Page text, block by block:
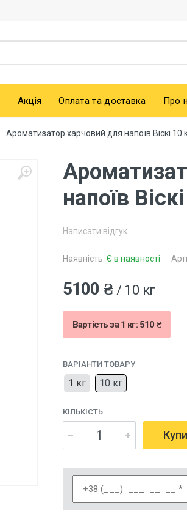
Акція Оплата та доставка Про
Ароматизатор харчовий для напоїв Віскі 10
напоїв
Написати відгук
Наявність: Є в наявності
5100 ₴/ 10 кг
Вартість за 1 кг: 510 ₴
ВАРІАНТИ ТОВАРУ
1 кг 10 кг
КІЛЬКІСТЬ